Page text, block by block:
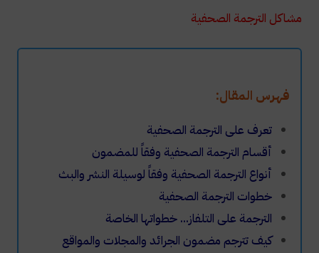
مشاكل الترجمة الصحفية
فهرس المقال:
تعرف على الترجمة الصحفية
أقسام الترجمة الصحفية وفقاً للمضمون
أنواع الترجمة الصحفية وفقاً لوسيلة النشر والبث
خطوات الترجمة الصحفية
الترجمة على التلفاز... خطواتها الخاصة
كيف تترجم مضمون الجرائد والمجلات والمواقع